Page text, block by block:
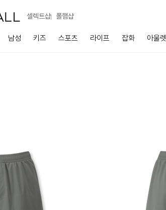
셀렉트샵 폴햄샵
남성 키즈 스포츠 라이프 잡화 아울렛